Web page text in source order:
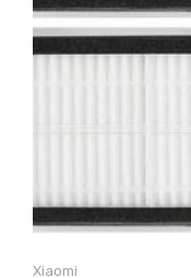
Xiaomi